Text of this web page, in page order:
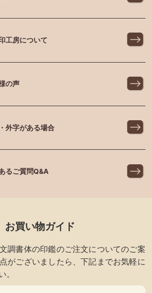
工房について
の声
外字がある場合
るご質問Q&A
お買い物ガイド
調書体の印鑑のご注文についてのご案
がございましたら、下記までお気軽に
。